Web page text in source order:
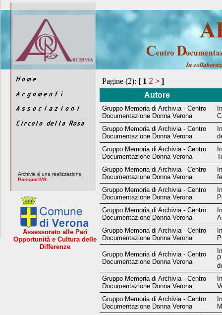
Archivia è una realizzazione
PassportVR
Assessorato alle Pari
Opportunità e Cultura delle
Differenze
Pagine (2): [ 1 2 > ]
Autore
Gruppo Memoria di Archivia - Centro
Documentazione Donna Verona
Gruppo Memoria di Archivia - Centro
Documentazione Donna Verona
Gruppo Memoria di Archivia - Centro
Documentazione Donna Verona
Gruppo Memoria di Archivia - Centro
Documentazione Donna Verona
Gruppo Memoria di Archivia - Centro
Documentazione Donna Verona
Gruppo Memoria di Archivia - Centro
Documentazione Donna Verona
Gruppo Memoria di Archivia - Centro
Documentazione Donna Verona
Gruppo Memoria di Archivia - Centro
Documentazione Donna Verona
Gruppo Memoria di Archivia - Centro
Documentazione Donna Verona
Gruppo Memoria di Archivia - Centro
Documentazione Donna Verona